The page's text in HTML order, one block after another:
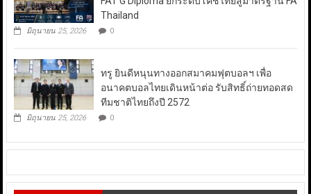
Thailand
มิถุนายน 25, 2026 0
ทรู ยินดีหนุนทางออกสมาคมฟุตบอลฯ เพื่อ
อนาคตบอลไทยเดินหน้าต่อ รับสิทธิ์ถ่ายทอดสด
ทีมชาติไทยถึงปี 2572
มิถุนายน 25, 2026 0